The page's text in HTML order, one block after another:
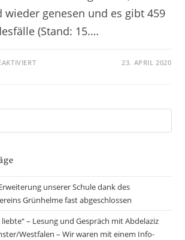
wieder genesen und es gibt 459
(Stand: 15.…
23. APRIL 2020
unserer Schule dank des
Grünhelme fast abgeschlossen
liebte“ – Lesung und Gespräch mit Abdelaziz
Westfalen – Wir waren mit einem Info-